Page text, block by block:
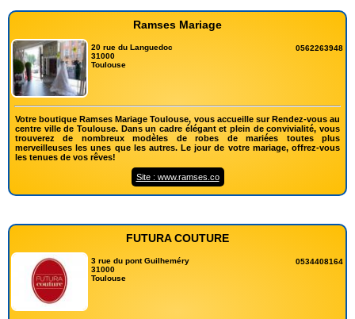
Ramses Mariage
20 rue du Languedoc
31000
Toulouse
0562263948
Votre boutique Ramses Mariage Toulouse, vous accueille sur Rendez-vous au
centre ville de Toulouse. Dans un cadre élégant et plein de convivialité, vous
trouverez de nombreux modèles de robes de mariées toutes plus
merveilleuses les unes que les autres. Le jour de votre mariage, offrez-vous
les tenues de vos rêves!
Site : www.ramses.co
FUTURA COUTURE
3 rue du pont Guilheméry
31000
Toulouse
0534408164